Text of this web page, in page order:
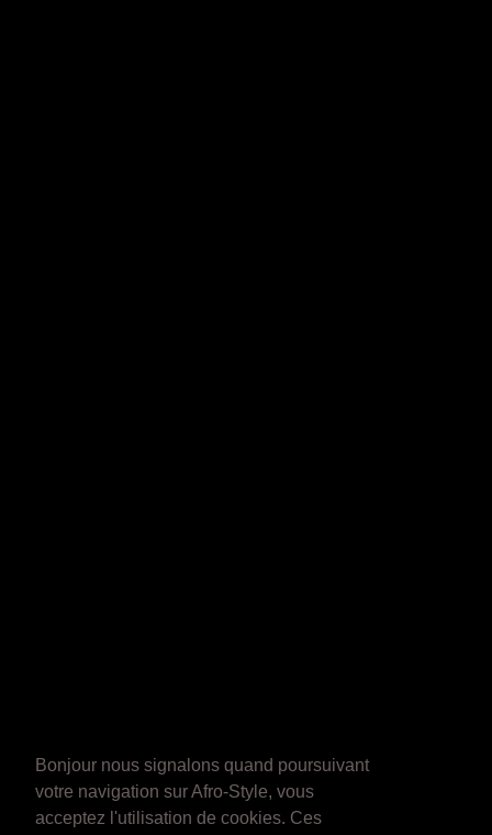
Bonjour nous signalons quand poursuivant
votre navigation sur Afro-Style, vous
acceptez l'utilisation de cookies. Ces